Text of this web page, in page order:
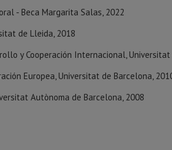
- Beca Margarita Salas, 2022
de Lleida, 2018
y Cooperación Internacional, Universitat
Europea, Universitat de Barcelona,
Autònoma de Barcelona, 2008